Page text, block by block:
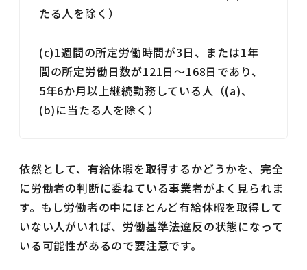
たる人を除く）
(c)1週間の所定労働時間が3日、または1年
間の所定労働日数が121日～168日であり、
5年6か月以上継続勤務している人（(a)、
(b)に当たる人を除く）
依然として、有給休暇を取得するかどうかを、完全
に労働者の判断に委ねている事業者がよく見られま
す。もし労働者の中にほとんど有給休暇を取得して
いない人がいれば、労働基準法違反の状態になって
いる可能性があるので要注意です。